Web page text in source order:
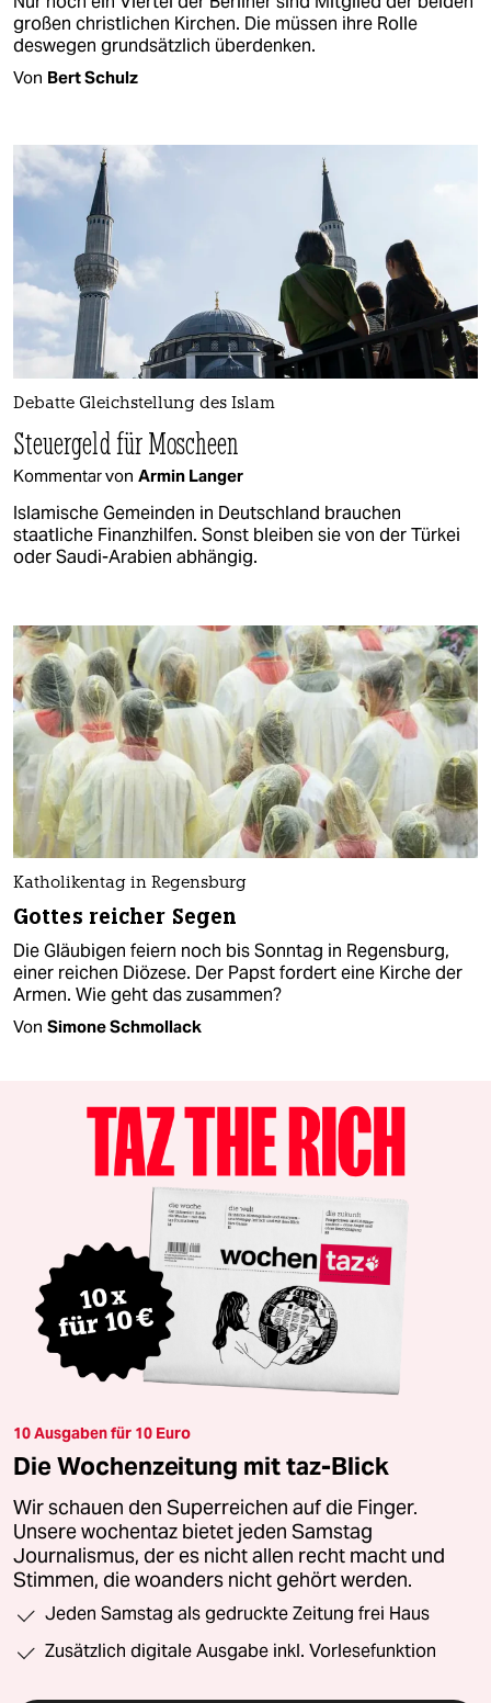
großen christlichen Kirchen. Die müssen ihre Rolle
deswegen grundsätzlich überdenken.
Von Bert Schulz
Debatte Gleichstellung des Islam
Steuergeld für Moscheen
Kommentar von Armin Langer
Islamische Gemeinden in Deutschland brauchen
staatliche Finanzhilfen. Sonst bleiben sie von der Türkei
oder Saudi-Arabien abhängig.
Katholikentag in Regensburg
Gottes reicher Segen
Die Gläubigen feiern noch bis Sonntag in Regensburg,
einer reichen Diözese. Der Papst fordert eine Kirche der
Armen. Wie geht das zusammen?
Von Simone Schmollack
10 Ausgaben für 10 Euro
Die Wochenzeitung mit taz-Blick
Wir schauen den Superreichen auf die Finger.
Unsere wochentaz bietet jeden Samstag
Journalismus, der es nicht allen recht macht und
Stimmen, die woanders nicht gehört werden.
Jeden Samstag als gedruckte Zeitung frei Haus
Zusätzlich digitale Ausgabe inkl. Vorlesefunktion